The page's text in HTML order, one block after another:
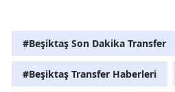
#Beşiktaş Son Dakika Transfer
#Beşiktaş Transfer Haberleri